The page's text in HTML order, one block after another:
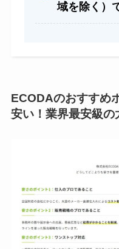
域を除く）
ECODAのおすすめ
安い！業界最安級の